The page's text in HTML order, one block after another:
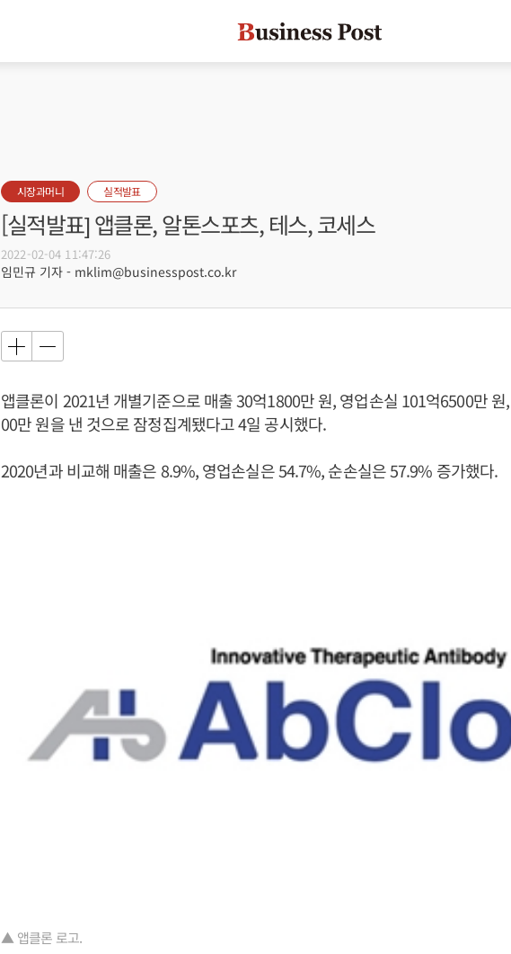
시장과머니 실적발표
[실적발표] 앱클론, 알톤스포츠, 테스, 코세스
2022-02-04 11:47:26
임민규 기자 - mklim@businesspost.co.kr
앱클론이 2021년 개별기준으로 매출 30억1800만 원, 영업손실 101억6500만
00만 원을 낸 것으로 잠정집계됐다고 4일 공시했다.
2020년과 비교해 매출은 8.9%, 영업손실은 54.7%, 순손실은 57.9% 증가했다.
▲ 앱클론 로고.